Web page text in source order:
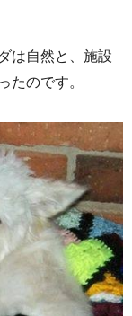
は自然と、施設
たのです。